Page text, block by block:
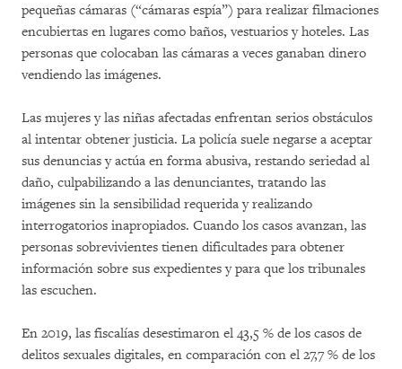
pequeñas cámaras (“cámaras espía”) para realizar filmaciones
encubiertas en lugares como baños, vestuarios y hoteles. Las
personas que colocaban las cámaras a veces ganaban dinero
vendiendo las imágenes.
Las mujeres y las niñas afectadas enfrentan serios obstáculos
al intentar obtener justicia. La policía suele negarse a aceptar
sus denuncias y actúa en forma abusiva, restando seriedad al
daño, culpabilizando a las denunciantes, tratando las
imágenes sin la sensibilidad requerida y realizando
interrogatorios inapropiados. Cuando los casos avanzan, las
personas sobrevivientes tienen dificultades para obtener
información sobre sus expedientes y para que los tribunales
las escuchen.
En 2019, las fiscalías desestimaron el 43,5 % de los casos de
delitos sexuales digitales, en comparación con el 27,7 % de los